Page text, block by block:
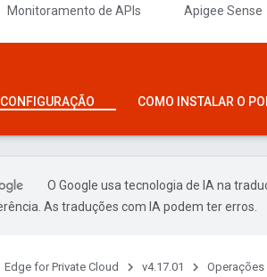
Monitoramento de APIs Apigee Sense
COMO INSTALAR O
O Google usa tecnologia de IA na
As traduções com IA podem ter erros.
Edge for Private Cloud v4.17.01